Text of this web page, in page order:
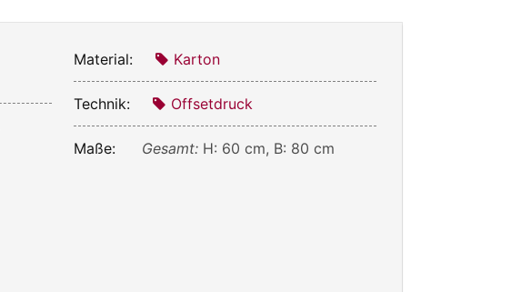
Material: Karton
Technik: Offsetdruck
Maße: Gesamt: H: 60 cm, B: 80 cm